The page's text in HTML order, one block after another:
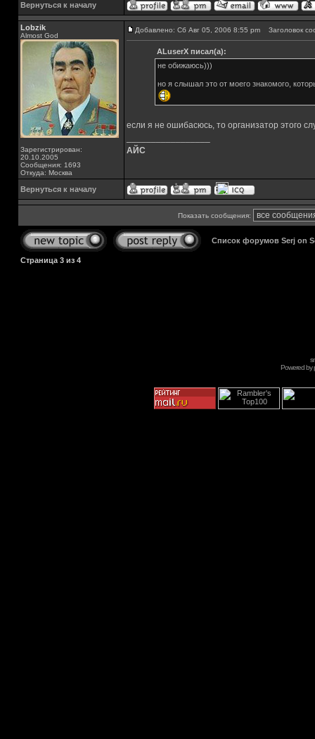
Вернуться к началу
Lobzik
Almost God
Зарегистрирован:
20.10.2005
Сообщения: 1693
Откуда: Москва
Добавлено: Сб Авг 05, 2006 8:55 pm Заголовок
ALuserX писал(а):
не обижаюсь)))
но я слышал это от моего знакомого,
если я не ошибасюсь, то организатор этого
АЙС
Вернуться к началу
Показать сообщения:
Список форумов Serj on
Страница 3 из 4
Powered by